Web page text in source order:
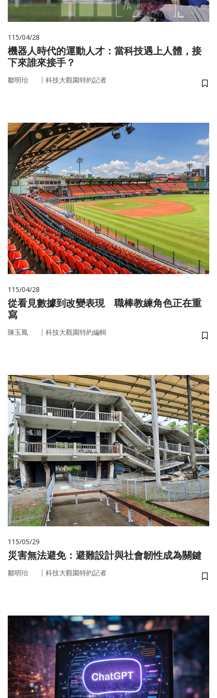
115/04/28
機器人時代的運動人才：當科技遇上人體，接
下來誰來接手？
鄒明珆 ｜ 科技大觀園特約記者
儲
115/04/28
從看見數據到改變表現 職棒教練角色正在重
寫
陳玉鳳 ｜ 科技大觀園特約編輯
儲
115/05/29
災害無法避免：避難設計與社會韌性成為關鍵
鄒明珆 ｜ 科技大觀園特約記者
儲